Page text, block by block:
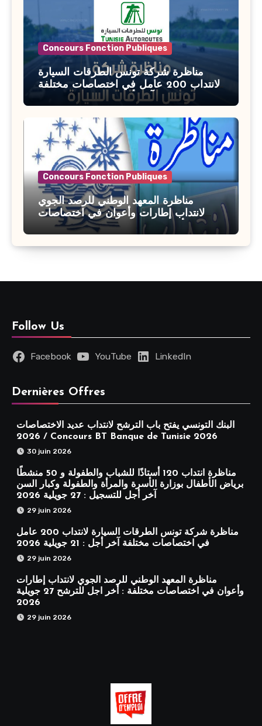
Concours Fonction Publiques
مناظرة شركة تونس الطرقات السيارة
لانتداب 200 عامل في اختصاصات مختلفة
آخر أجل : 21 جويلية 2026
Concours Fonction Publiques
مناظرة المعهد الوطني للرصد الجوي
لانتداب إطارات وأعوان في اختصاصات
مختلفة : أخر اجل للترشح 27 جويلية 2026
Follow Us
Facebook YouTube LinkedIn
Dernières Offres
البنك التونسي يفتح باب الترشح لانتداب عديد الاختصاصات
2026 / Concours BT Banque de Tunisie 2026
30 juin 2026
مناظرة انتداب 120 أستاذًا للشباب والطفولة و 50 منشطًا
برياض الأطفال بوزارة الأسرة والمرأة والطفولة وكبار السن
آخر أجل للتسجيل : 27 جويلية 2026
29 juin 2026
مناظرة شركة تونس الطرقات السيارة لانتداب 200 عامل
في اختصاصات مختلفة آخر أجل : 21 جويلية 2026
29 juin 2026
مناظرة المعهد الوطني للرصد الجوي لانتداب إطارات
وأعوان في اختصاصات مختلفة : أخر اجل للترشح 27 جويلية
2026
29 juin 2026